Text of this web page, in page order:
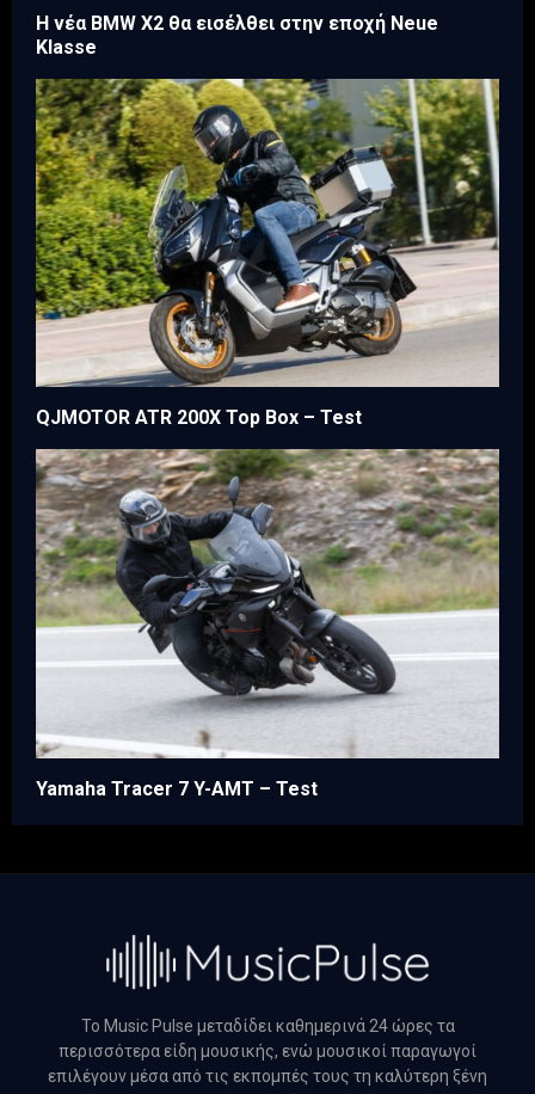
Η νέα BMW X2 θα εισέλθει στην εποχή Neue
Klasse
QJMOTOR ATR 200X Top Box – Test
Yamaha Tracer 7 Y-AMT – Test
Το Music Pulse μεταδίδει καθημερινά 24 ώρες τα
περισσότερα είδη μουσικής, ενώ μουσικοί παραγωγοί
επιλέγουν μέσα από τις εκπομπές τους τη καλύτερη ξένη